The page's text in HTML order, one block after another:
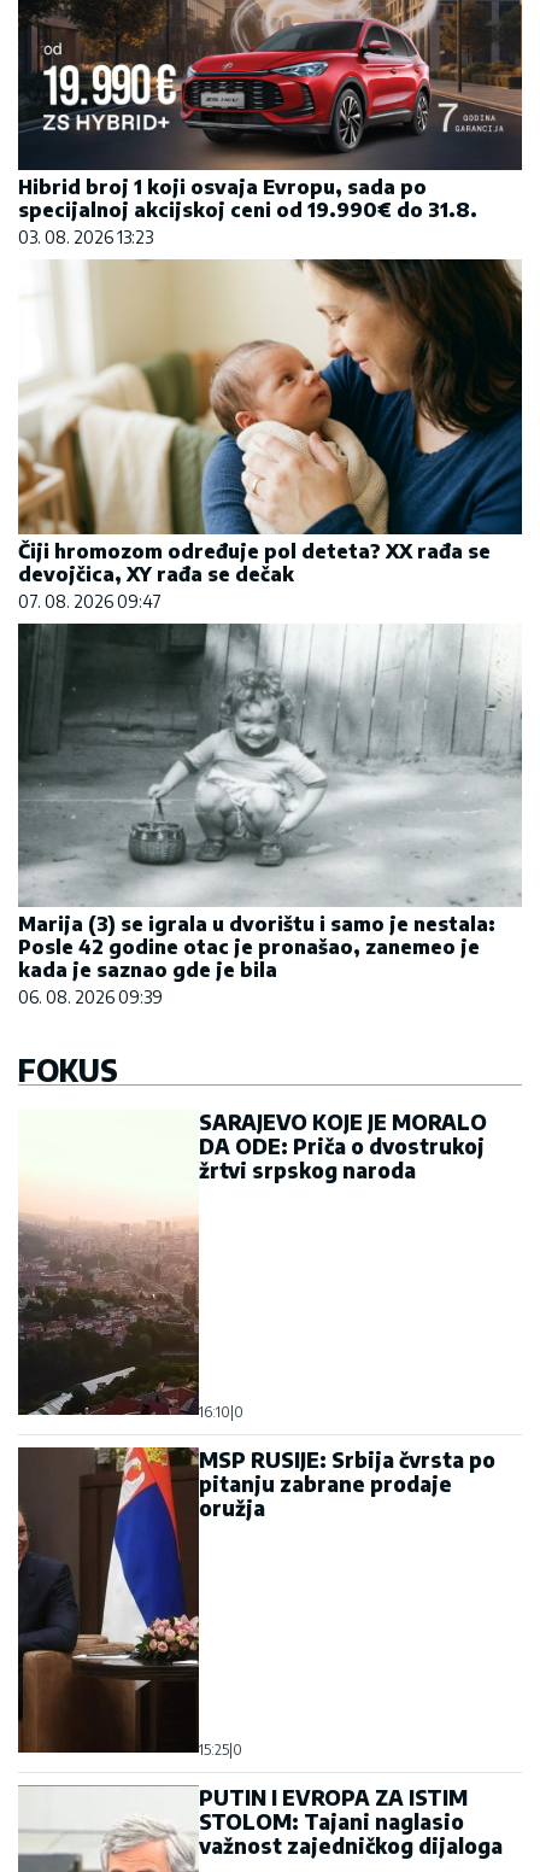
Hibrid broj 1 koji osvaja Evropu, sada po
specijalnoj akcijskoj ceni od 19.990€ do 31.8.
03. 08. 2026 13:23
Čiji hromozom određuje pol deteta? XX rađa se
devojčica, XY rađa se dečak
07. 08. 2026 09:47
Marija (3) se igrala u dvorištu i samo je nestala:
Posle 42 godine otac je pronašao, zanemeo je
kada je saznao gde je bila
06. 08. 2026 09:39
FOKUS
SARAJEVO KOJE JE MORALO
DA ODE: Priča o dvostrukoj
žrtvi srpskog naroda
16:10 0
MSP RUSIJE: Srbija čvrsta po
pitanju zabrane prodaje
oružja
15:25 0
PUTIN I EVROPA ZA ISTIM
STOLOM: Tajani naglasio
važnost zajedničkog dijaloga